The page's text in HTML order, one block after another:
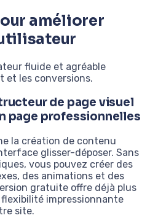
améliorer
fluide et agréable
et les conversions.
de page visuel
page professionnelles
la création de contenu
glisser-déposer. Sans
vous pouvez créer des
des animations et des
gratuite offre déjà plus
impressionnante
site.